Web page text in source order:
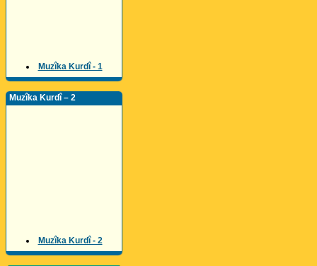
Muzîka Kurdî - 1
Muzîka Kurdî – 2
Muzîka Kurdî - 2